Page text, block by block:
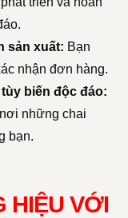
sản xuất: Bạn
nhận đơn hàng.
biến độc đáo:
những chai
bạn.
HIỆU VỚI